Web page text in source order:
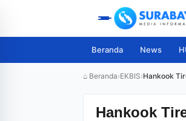
Beranda News
⌂ Beranda›EKBIS›Hankook
Hankook